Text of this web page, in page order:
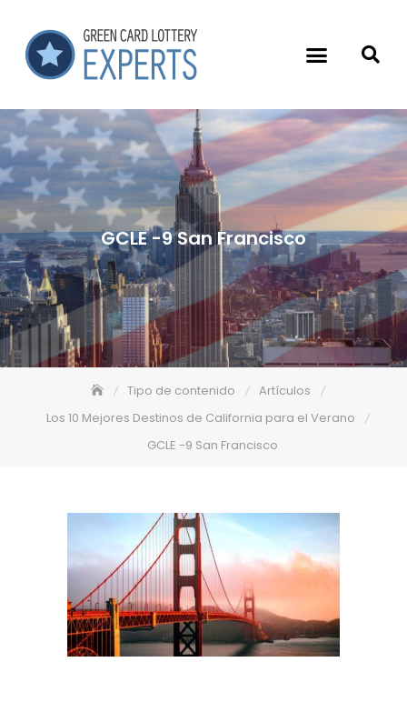
GCLE -9 San Francisco
Tipo de contenido
Artículos
Los 10 Mejores Destinos de California para el Verano
GCLE -9 San Francisco